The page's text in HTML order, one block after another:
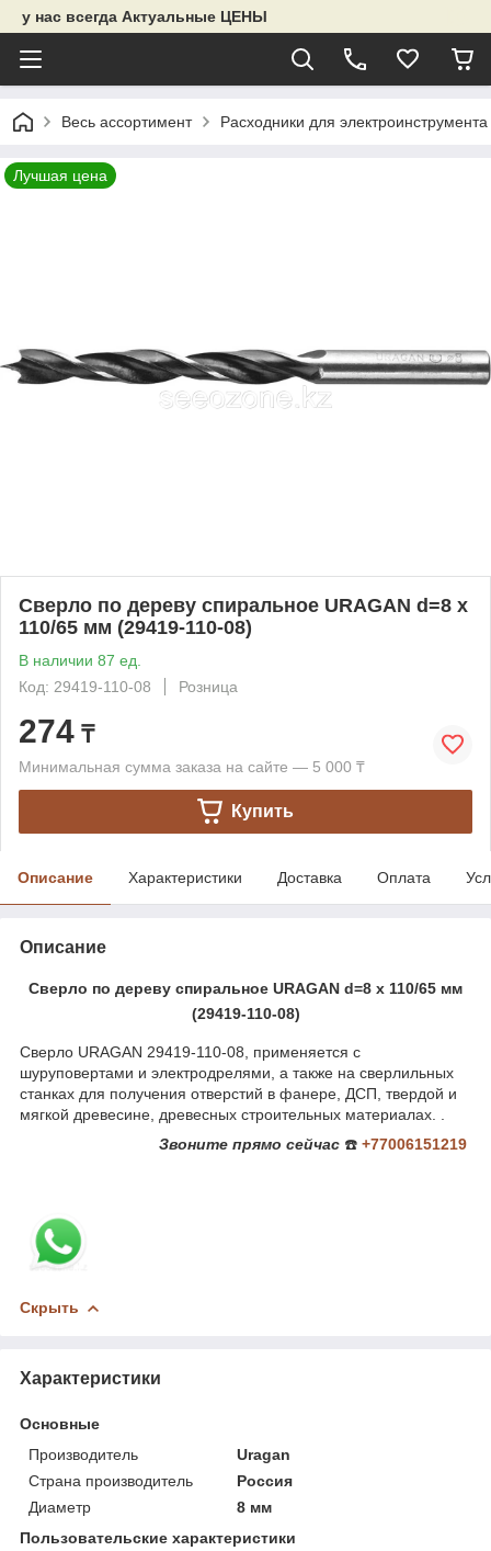
у нас всегда Актуальные ЦЕНЫ
Весь ассортимент Расходники для электроинструмента
Лучшая цена
Сверло по дереву спиральное URAGAN d=8 x
110/65 мм (29419-110-08)
В наличии 87 ед.
Код: 29419-110-08
Розница
274 ₸
Минимальная сумма заказа на сайте — 5 000 ₸
Купить
Описание Характеристики Доставка Оплата
Описание
Сверло по дереву спиральное URAGAN d=8 x 110/65 мм
(29419-110-08)
Сверло URAGAN 29419-110-08, применяется с
шуруповертами и электродрелями, а также на сверлильных
станках для получения отверстий в фанере, ДСП, твердой и
мягкой древесине, древесных строительных материалах. .
Звоните прямо сейчас ☎️ +77006151219
Скрыть
Характеристики
Основные
Производитель
Uragan
Страна производитель
Россия
Диаметр
8 мм
Пользовательские характеристики